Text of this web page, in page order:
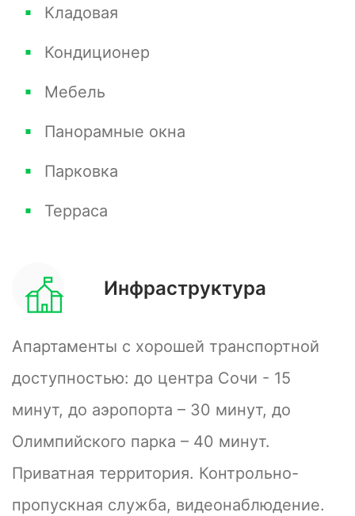
Курортным проспектом и морем. Есть
подземный паркинг для автомобилей, зоны
ресторан на территории.
Кладовая
Кондиционер
Мебель
Панорамные окна
Парковка
Терраса
Инфраструктура
Апартаменты с хорошей транспортной
доступностью: до центра Сочи - 15
минут, до аэропорта – 30 минут, до
Олимпийского парка – 40 минут.
Приватная территория. Контрольно-
пропускная служба, видеонаблюдение.